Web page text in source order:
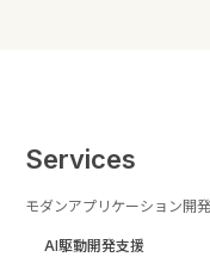
Services
モダンアプリケーション開発
AI駆動開発支援